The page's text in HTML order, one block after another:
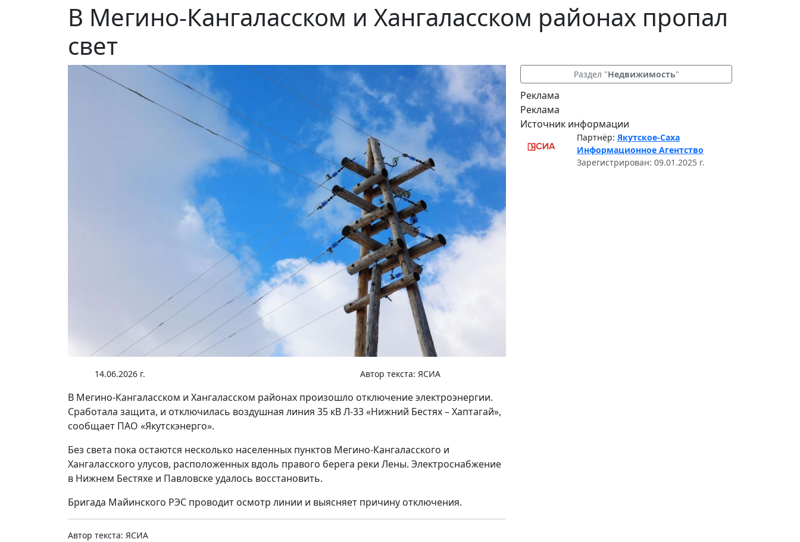
В Мегино-Кангаласском и Хангаласском районах пропал
свет
14.06.2026 г. Автор текста: ЯСИА
В Мегино-Кангаласском и Хангаласском районах произошло отключение электроэнергии.
Сработала защита, и отключилась воздушная линия 35 кВ Л-33 «Нижний Бестях – Хаптагай»,
сообщает ПАО «Якутскэнерго».
Без света пока остаются несколько населенных пунктов Мегино-Кангаласского и
Хангаласского улусов, расположенных вдоль правого берега реки Лены. Электроснабжение
в Нижнем Бестяхе и Павловске удалось восстановить.
Бригада Майинского РЭС проводит осмотр линии и выясняет причину отключения.
Автор текста: ЯСИА
Раздел "Недвижимость"
Реклама
Реклама
Источник информации
Партнёр: Якутское-Саха
Информационное Агентство
Зарегистрирован: 09.01.2025 г.